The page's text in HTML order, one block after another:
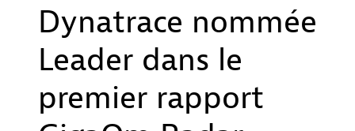
Dynatrace nommée
Leader dans le
premier rapport